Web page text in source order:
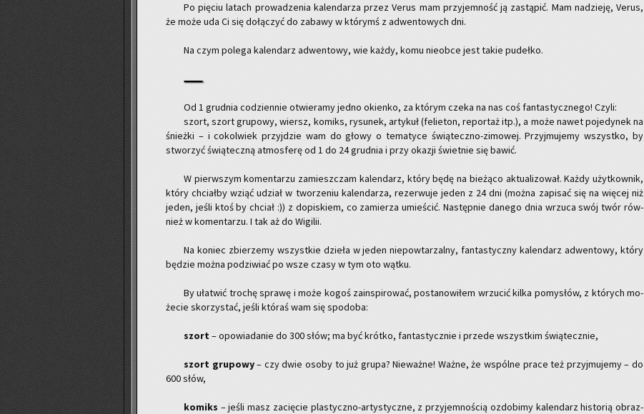
Po pię­ciu la­tach pro­wa­dze­nia ka­len­da­rza przez Verus mam przy­jem­ność ją za­stą­pić. Mam na­dzie­ję, Verus,
że może uda Ci się do­łą­czyć do za­ba­wy w któ­rymś z ad­wen­to­wych dni.
Na czym po­le­ga ka­len­darz ad­wen­to­wy, wie każdy, komu nie­ob­ce jest takie pu­deł­ko.
Od 1 grud­nia co­dzien­nie otwie­ra­my jedno okien­ko, za któ­rym czeka na nas coś fan­ta­stycz­ne­go! Czyli:
szort, szort gru­po­wy, wiersz, ko­miks, ry­su­nek, ar­ty­kuł (fe­lie­ton, re­por­taż itp.), a może nawet po­je­dy­nek na
śnież­ki – i co­kol­wiek przyj­dzie wam do głowy o te­ma­ty­ce świą­tecz­no-zi­mo­wej. Przyj­mu­je­my wszyst­ko, by
stwo­rzyć świą­tecz­ną at­mos­fe­rę od 1 do 24 grud­nia i przy oka­zji świet­nie się bawić.
W pierw­szym ko­men­ta­rzu za­miesz­czam ka­len­darz, który będę na bie­żą­co ak­tu­ali­zo­wał. Każdy użyt­kow­nik,
który chciał­by wziąć udział w two­rze­niu ka­len­da­rza, re­zer­wu­je jeden z 24 dni (można za­pi­sać się na wię­cej niż
jeden, jeśli ktoś by chciał :)) z do­pi­skiem, co za­mie­rza umie­ścić. Na­stęp­nie da­ne­go dnia wrzu­ca swój twór rów­
nież w ko­men­ta­rzu. I tak aż do Wi­gi­lii.
Na ko­niec zbie­rze­my wszyst­kie dzie­ła w jeden nie­po­wta­rzal­ny, fan­ta­stycz­ny ka­len­darz ad­wen­to­wy, który
bę­dzie można po­dzi­wiać po wsze czasy w tym oto wątku.
By uła­twić tro­chę spra­wę i może kogoś za­in­spi­ro­wać, po­sta­no­wi­łem wrzu­cić kilka po­my­słów, z któ­rych mo­
że­cie sko­rzy­stać, jeśli któ­raś wam się spodo­ba:
szort – opo­wia­da­nie do 300 słów; ma być krót­ko, fan­ta­stycz­nie i przede wszyst­kim świą­tecz­nie,
szort gru­po­wy– czy dwie osoby to już grupa? Nie­waż­ne! Ważne, że wspól­ne prace też przyj­mu­je­my – do
600 słów,
ko­miks – jeśli masz za­cię­cie pla­stycz­no-ar­ty­stycz­ne, z przy­jem­no­ścią ozdo­bi­my ka­len­darz hi­sto­rią ob­raz­